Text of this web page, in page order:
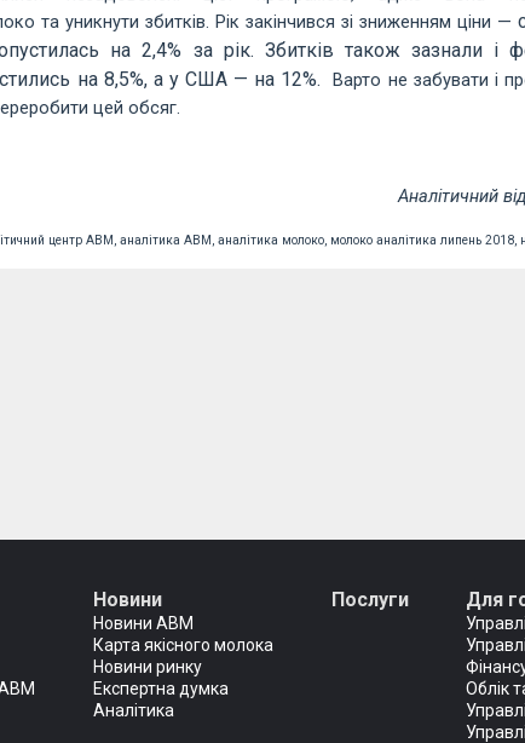
та уникнути збитків. Рік закінчився зі зниженням ціни —
на 2,4% за рік. Збитків також зазнали і
на 8,5%, а у США — на 12%.
Варто не забувати і
цей обсяг.
Аналітичний
центр АВМ, аналітика АВМ, аналітика молоко, молоко аналітика липень 2018,
АВМ
Новини
Новини АВМ
Карта якісного молока
Новини ринку
Експертна думка
Аналітика
Послуги Для
Облік